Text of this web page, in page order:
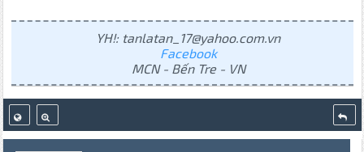
YH!: tanlatan_17@yahoo.com.vn
Facebook
MCN - Bến Tre - VN